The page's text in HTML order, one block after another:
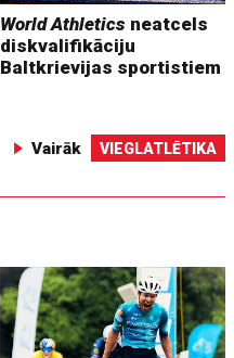
World Athletics neatcels
diskvalifikāciju
Baltkrievijas sportistiem
Vairāk VIEGLATLĒTIKA